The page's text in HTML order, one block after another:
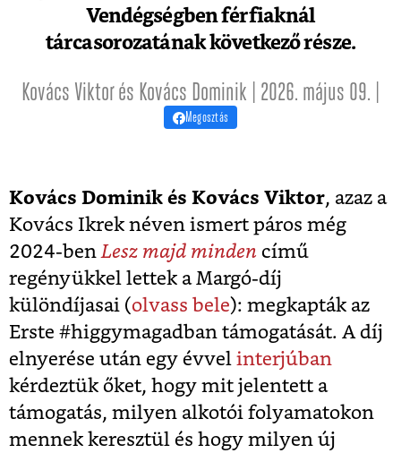
Vendégségben férfiaknál
tárcasorozatának következő része.
Kovács Viktor és Kovács Dominik | 2026. május 09. |
Megosztás
Kovács Dominik és Kovács Viktor, azaz a
Kovács Ikrek néven ismert páros még
2024-ben Lesz majd minden című
regényükkel lettek a Margó-díj
különdíjasai (olvass bele): megkapták az
Erste #higgymagadban támogatását. A díj
elnyerése után egy évvel interjúban
kérdeztük őket, hogy mit jelentett a
támogatás, milyen alkotói folyamatokon
mennek keresztül és hogy milyen új